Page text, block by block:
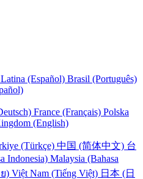
(Español) Brasil (Português)
France (Français) Polska
(English)
(Türkçe) 中国 (简体中文) 台
Indonesia) Malaysia (Bahasa
) Việt Nam (Tiếng Việt) 日本 (日